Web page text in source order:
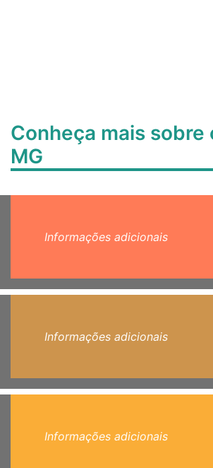
Conheça mais sobre
MG
Informações adicionais
Informações adicionais
Informações adicionais